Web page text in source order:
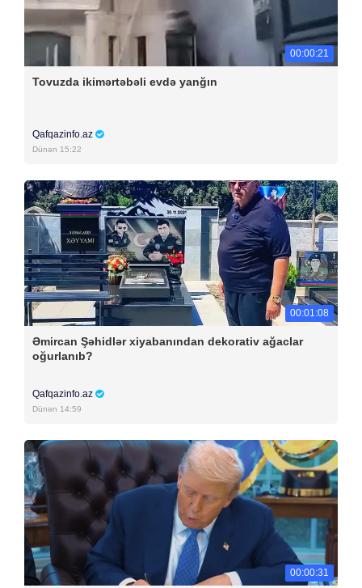
00:00:21
Tovuzda ikimərtəbəli evdə yanğın
Qafqazinfo.az
Dünən 15:22
00:01:08
Əmircan Şəhidlər xiyabanından dekorativ ağaclar
oğurlanıb?
Qafqazinfo.az
Dünən 14:59
00:00:31